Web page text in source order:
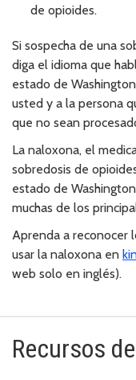
de opioides.
Si sospecha de una
diga el idioma que
estado de
usted y a la persona
que no sean
La naloxona, el
sobredosis de
estado de
muchas de los
Aprenda a reconocer
usar la naloxona en
web solo en inglés).
Recursos